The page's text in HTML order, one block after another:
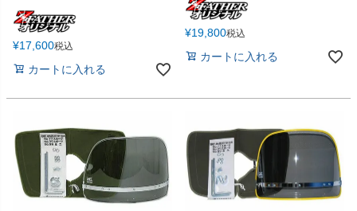
¥17,600税込
カートに入れる
¥19,800税込
カートに入れる